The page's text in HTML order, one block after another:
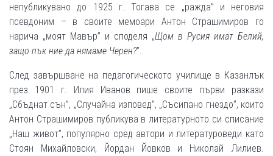
непубликувано до 1925 г. Тогава се „ражда” и неговия
псевдоним – в своите мемоари Антон Страшимиров го
нарича „моят Мавър” и споделя „Щом в Русия имат Белий,
защо пък ние да нямаме Черен?”.
След завършване на педагогическото училище в Казанлък
през 1901 г. Илия Иванов пише своите първи разкази
„Сбъднат сън”, „Случайна изповед”, „Съсипано гнездо”, които
Антон Страшимиров публикува в литературното си списание
„Наш живот”, популярно сред автори и литературоведи като
Стоян Михайловски, Йордан Йовков и Николай Лилиев.